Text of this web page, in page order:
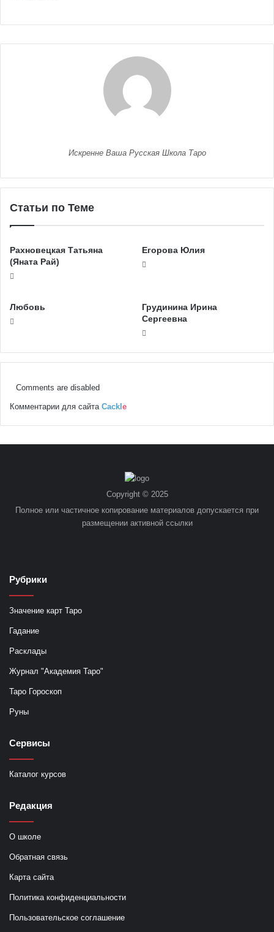
Искренне Ваша Русская Школа Таро
Статьи по Теме
Рахновецкая Татьяна
(Яната Рай)
Егорова Юлия
Любовь
Грудинина Ирина
Сергеевна
Comments are disabled
Комментарии для сайта Cackl e
Copyright © 2025
Полное или частичное копирование материалов допускается при
размещении активной ссылки
Рубрики
Значение карт Таро
Гадание
Расклады
Журнал "Академия Таро"
Таро Гороскоп
Руны
Сервисы
Каталог курсов
Редакция
О школе
Обратная связь
Карта сайта
Политика конфиденциальности
Пользовательское соглашение